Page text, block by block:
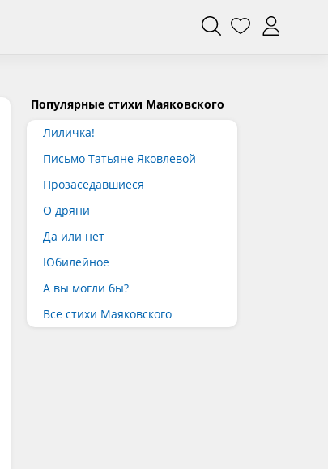
Популярные стихи Маяковского
Лиличка!
Письмо Татьяне Яковлевой
Прозаседавшиеся
О дряни
Да или нет
Юбилейное
А вы могли бы?
Все стихи Маяковского